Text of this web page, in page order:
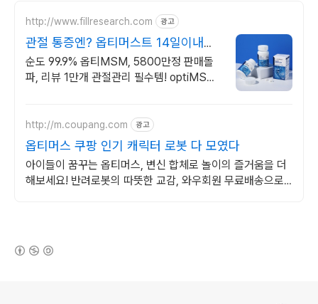
http://www.fillresearch.com 광고
관절 통증엔? 옵티머스트 14일이내
100% 환불보장
순도 99.9% 옵티MSM, 5800만정 판매돌
파, 리뷰 1만개 관절관리 필수템! optiMSM
http://m.coupang.com 광고
옵티머스 쿠팡 인기 캐릭터 로봇 다 모였다
아이들이 꿈꾸는 옵티머스, 변신 합체로 놀이의 즐거움을 더
해보세요! 반려로봇의 따뜻한 교감, 와우회원 무료배송으로